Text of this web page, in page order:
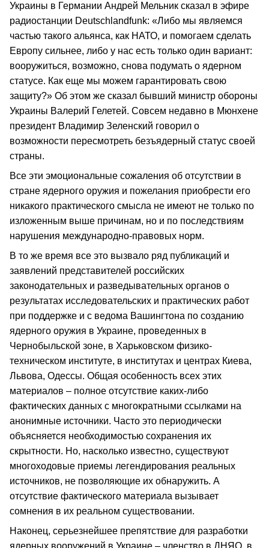
Украины в Германии Андрей Мельник сказал в эфире
радиостанции Deutschlandfunk: «Либо мы являемся
частью такого альянса, как НАТО, и помогаем сделать
Европу сильнее, либо у нас есть только один вариант:
вооружиться, возможно, снова подумать о ядерном
статусе. Как еще мы можем гарантировать свою
защиту?» Об этом же сказал бывший министр обороны
Украины Валерий Гелетей. Совсем недавно в Мюнхене
президент Владимир Зеленский говорил о
возможности пересмотреть безъядерный статус своей
страны.
Все эти эмоциональные сожаления об отсутствии в
стране ядерного оружия и пожелания приобрести его
никакого практического смысла не имеют не только по
изложенным выше причинам, но и по последствиям
нарушения международно-правовых норм.
В то же время все это вызвало ряд публикаций и
заявлений представителей российских
законодательных и разведывательных органов о
результатах исследовательских и практических работ
при поддержке и с ведома Вашингтона по созданию
ядерного оружия в Украине, проведенных в
Чернобыльской зоне, в Харьковском физико-
техническом институте, в институтах и центрах Киева,
Львова, Одессы. Общая особенность всех этих
материалов – полное отсутствие каких-либо
фактических данных с многократными ссылками на
анонимные источники. Часто это периодически
объясняется необходимостью сохранения их
скрытности. Но, насколько известно, существуют
многоходовые приемы легендирования реальных
источников, не позволяющие их обнаружить. А
отсутствие фактического материала вызывает
сомнения в их реальном существовании.
Наконец, серьезнейшее препятствие для разработки
ядерных вооружений в Украине – членство в ДНЯО, в